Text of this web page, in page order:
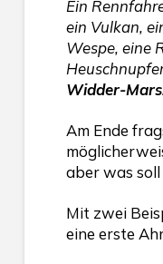
Ein
ein Vulkan,
Wespe, eine
Widder-
Am Ende
aber was soll
Mit zwei
eine erste